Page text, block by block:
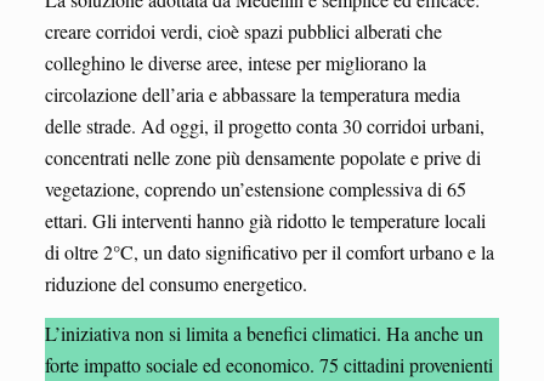
creare corridoi verdi, cioè spazi pubblici alberati che
colleghino le diverse aree, intese per migliorano la
circolazione dell’aria e abbassare la temperatura media
delle strade. Ad oggi, il progetto conta 30 corridoi urbani,
concentrati nelle zone più densamente popolate e prive di
vegetazione, coprendo un’estensione complessiva di 65
ettari. Gli interventi hanno già ridotto le temperature locali
di oltre 2°C, un dato significativo per il comfort urbano e la
riduzione del consumo energetico.
L’iniziativa non si limita a benefici climatici. Ha anche un
forte impatto sociale ed economico. 75 cittadini provenienti